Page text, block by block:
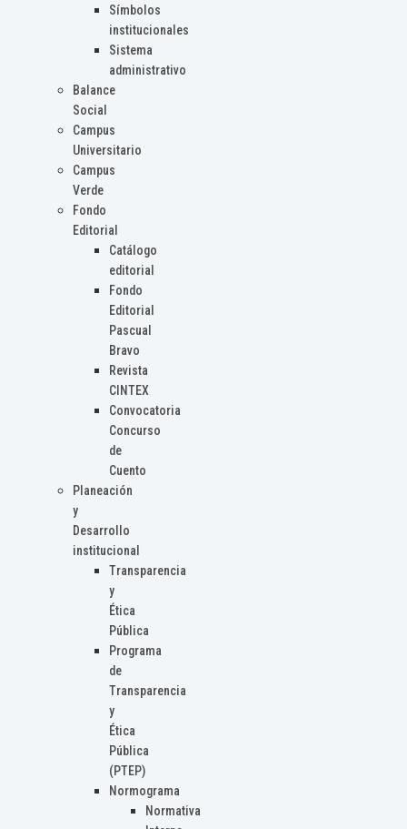
Símbolos
institucionales
Sistema
administrativo
Balance
Social
Campus
Universitario
Campus
Verde
Fondo
Editorial
Catálogo
editorial
Fondo
Editorial
Pascual
Bravo
Revista
CINTEX
Convocatoria
Concurso
de
Cuento
Planeación
y
Desarrollo
institucional
Transparencia
y
Ética
Pública
Programa
de
Transparencia
y
Ética
Pública
(PTEP)
Normograma
Normativa